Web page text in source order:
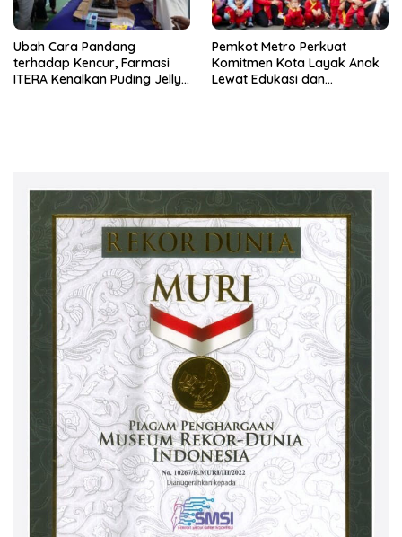
Ubah Cara Pandang
terhadap Kencur, Farmasi
ITERA Kenalkan Puding Jelly
Pemkot Metro Perkuat
Komitmen Kota Layak Anak
Lewat Edukasi dan